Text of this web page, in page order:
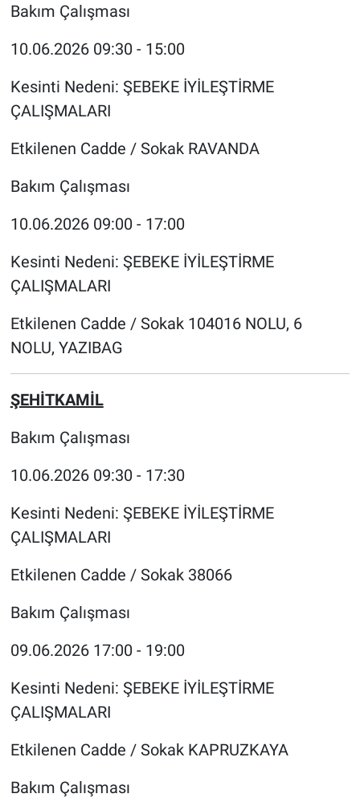
Bakım Çalışması
10.06.2026 09:30 - 15:00
Kesinti Nedeni: ŞEBEKE İYİLEŞTİRME
ÇALIŞMALARI
Etkilenen Cadde / Sokak RAVANDA
Bakım Çalışması
10.06.2026 09:00 - 17:00
Kesinti Nedeni: ŞEBEKE İYİLEŞTİRME
ÇALIŞMALARI
Etkilenen Cadde / Sokak 104016 NOLU, 6
NOLU, YAZIBAG
ŞEHİTKAMİL
Bakım Çalışması
10.06.2026 09:30 - 17:30
Kesinti Nedeni: ŞEBEKE İYİLEŞTİRME
ÇALIŞMALARI
Etkilenen Cadde / Sokak 38066
Bakım Çalışması
09.06.2026 17:00 - 19:00
Kesinti Nedeni: ŞEBEKE İYİLEŞTİRME
ÇALIŞMALARI
Etkilenen Cadde / Sokak KAPRUZKAYA
Bakım Çalışması